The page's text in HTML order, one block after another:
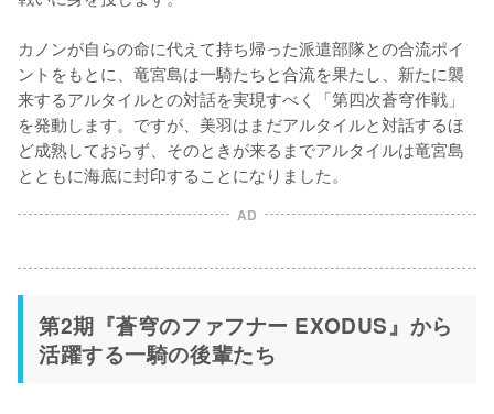
カノンが自らの命に代えて持ち帰った派遣部隊との合流ポイ
ントをもとに、竜宮島は一騎たちと合流を果たし、新たに襲
来するアルタイルとの対話を実現すべく「第四次蒼穹作戦」
を発動します。ですが、美羽はまだアルタイルと対話するほ
ど成熟しておらず、そのときが来るまでアルタイルは竜宮島
とともに海底に封印することになりました。
AD
第2期『蒼穹のファフナー EXODUS』から
活躍する一騎の後輩たち